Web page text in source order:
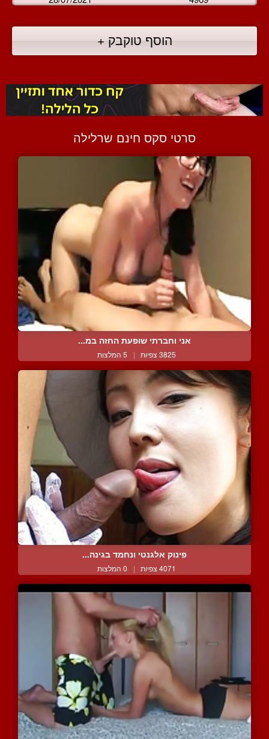
הוסף טוקבק +
סרטי סקס חינם שרלילה
אני וחברתי שופעת החזה במ...
3825 צפיות | 5 המלצות
פינוק אלגנטי ונחמד בגינה...
4071 צפיות | 0 המלצות